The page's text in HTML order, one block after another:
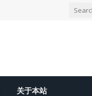
关于本站